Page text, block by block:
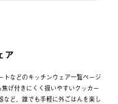
ア
トなどのキッチンウェア一覧ページ
げ付きにくく扱いやすいクッカー
ど、誰でも手軽に外ごはんを楽し